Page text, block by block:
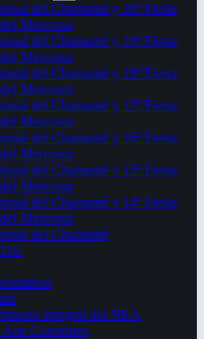
del Chamamé y 20ª Fiesta
Mercosur
del Chamamé y 19ª Fiesta
Mercosur
del Chamamé y 18ª Fiesta
Mercosur
del Chamamé y 17ª Fiesta
Mercosur
del Chamamé y 16ª Fiesta
Mercosur
del Chamamé y 15ª Fiesta
Mercosur
del Chamamé y 14ª Fiesta
Mercosur
del Chamamé
Integral del NEA
Corrientes